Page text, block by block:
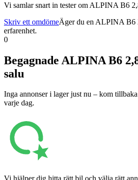
Vi samlar snart in tester om ALPINA B6
Skriv ett omdömeÄger du en ALPINA B6
erfarenhet.
0
Begagnade ALPINA B6
salu
Inga annonser i lager just nu – kom
varje dag.